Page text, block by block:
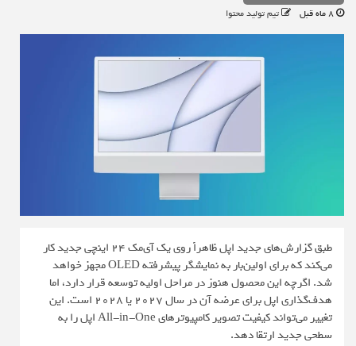
تیم تولید محتوا
طبق گزارش‌های جدید اپل ظاهراً روی یک آی‌مک ۲۴ اینچی جدید کار
می‌کند که برای اولین‌بار به نمایشگر پیشرفته OLED مجهز خواهد
شد. اگرچه این محصول هنوز در مراحل اولیه توسعه قرار دارد، اما
هدف‌گذاری اپل برای عرضه آن در سال ۲۰۲۷ یا ۲۰۲۸ است. این
تغییر می‌تواند کیفیت تصویر کامپیوترهای All-in-One اپل را به
سطحی جدید ارتقا دهد.